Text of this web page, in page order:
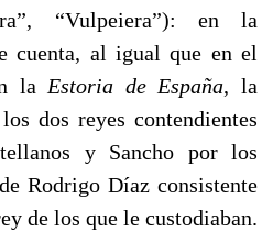
“Vulpeiera”): en la
cuenta, al igual que en el
la Estoria de España, la
dos reyes contendientes
y Sancho por los
Rodrigo Díaz consistente
de los que le custodiaban.